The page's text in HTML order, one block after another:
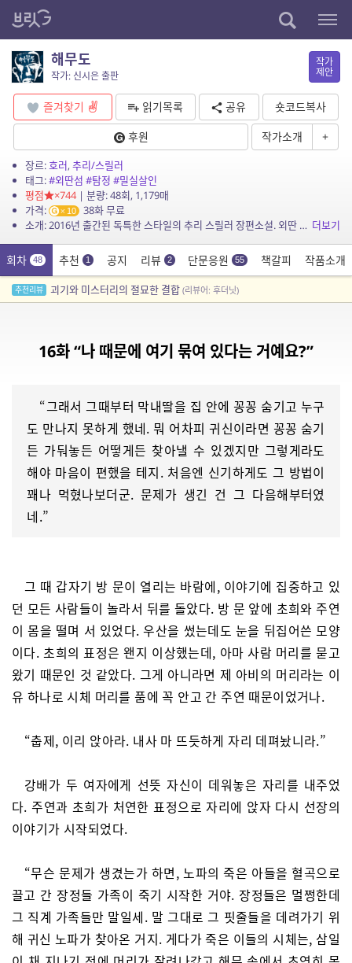
해무도
작가: 신시은 출판
작가
제안
즐겨찾기 읽기목록 공유
숏코드복사
후원
작가소개 +
장르:호러,추리/스릴러
태그:#외딴섬 #탐정 #밀실살인
평점
×744| 분량: 48회, 1,179매
가격:
10
38화 무료
소개: 2016년 출간된 독특한 스타일의 추리 스릴러 장편소설. 외딴 섬 마을에 내려오는 기괴한 전설에 따라 두 사내가 의문의 죽임을 당한다. 20년 후, 당시 사건에 연루된 이들이 섬 ... 더보기
회차 48 추천 1 공지 리뷰 2 단문응원 55 책갈피 작품소개
추천리뷰 괴기와 미스터리의 절묘한 결합 (리뷰어: 후더닛)
16화 “나 때문에 여기 묶여 있다는 거예요?”
“그래서 그때부터 막내딸을 집 안에 꽁꽁 숨기고 누구
도 만나지 못하게 했네. 뭐 어차피 귀신이라면 꽁꽁 숨기
든 가둬놓든 어떻게든 찾아낼 수 있겠지만 그렇게라도
해야 마음이 편했을 테지. 처음엔 신기하게도 그 방법이
꽤나 먹혔나보더군. 문제가 생긴 건 그 다음해부터였
네.”
그 때 갑자기 방 문이 열리는 바람에, 이야기에 집중하고 있
던 모든 사람들이 놀라서 뒤를 돌았다. 방 문 앞에 초희와 주연
이 몸을 떨며 서 있었다. 우산을 썼는데도 눈을 뒤집어쓴 모양
이다. 초희의 표정은 왠지 이상했는데, 아마 사람 머리를 묻고
왔기 때문인 것 같았다. 그게 아니라면 제 아비의 머리라는 이
유 하나로 시체 머리를 품에 꼭 안고 간 주연 때문이었거나.
“춥제, 이리 앉아라. 내사 마 뜨듯하게 자리 데펴놨니라.”
강배가 두 여자에게 선뜻 자신이 데워놓은 자리를 내주었
다. 주연과 초희가 처연한 표정으로 자리에 앉자 다시 선장의
이야기가 시작되었다.
“무슨 문제가 생겼는가 하면, 노파의 죽은 아들을 혈곡으로
끌고 간 장정들 가족이 죽기 시작한 거야. 장정들은 멀쩡한데
그 직계 가족들만 말일세. 말 그대로 그 핏줄들을 데려가기 위
해 귀신 노파가 찾아온 거지. 게다가 죽은 이들의 시체는, 삼일